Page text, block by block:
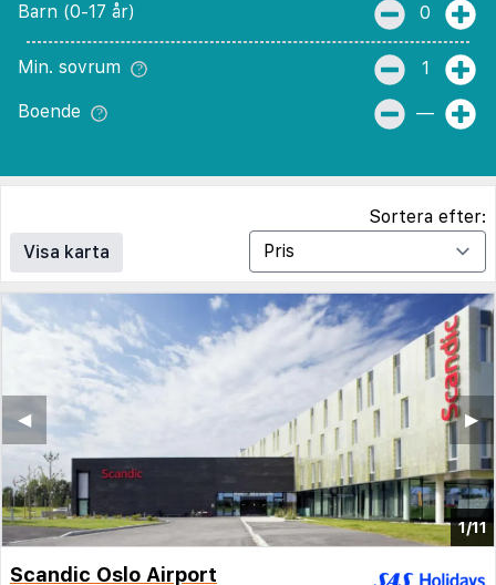
Barn (0-17 år) 0
Min. sovrum 1
Boende —
Visa karta
Sortera efter:
1/11
▶︎
◀︎
Scandic Oslo Airport